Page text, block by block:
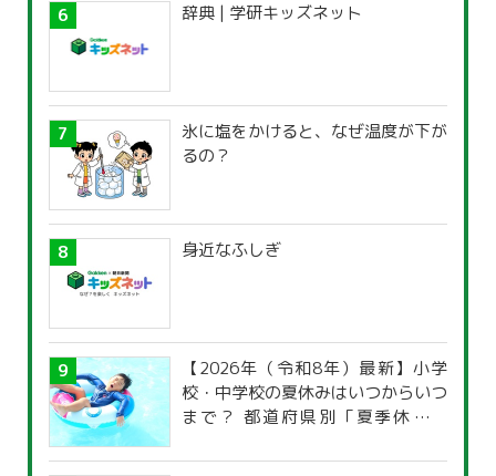
辞典 | 学研キッズネット
氷に塩をかけると、なぜ温度が下が
るの？
身近なふしぎ
【2026年（令和8年）最新】小学
校・中学校の夏休みはいつからいつ
まで？ 都道府県別「夏季休暇一